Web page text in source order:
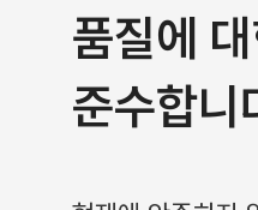
품질에
준수합니